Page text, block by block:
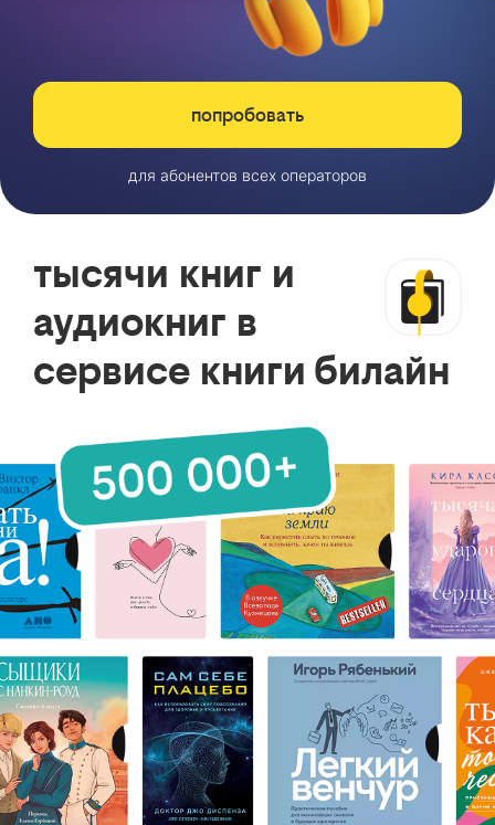
попробовать
для абонентов всех операторов
тысячи книг и
аудиокниг в
сервисе книги билайн